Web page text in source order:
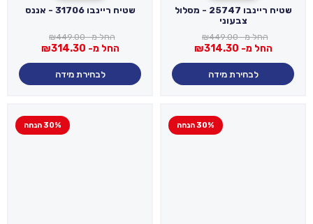
שטיח ריינבו 25747 - מסלול
צבעוני
החל מ- ₪449.00
החל מ- ₪314.30
לבחירת מידה
שטיח ריינבו 31706 - אננס
החל מ- ₪449.00
החל מ- ₪314.30
לבחירת מידה
30% הנחה 30% הנחה